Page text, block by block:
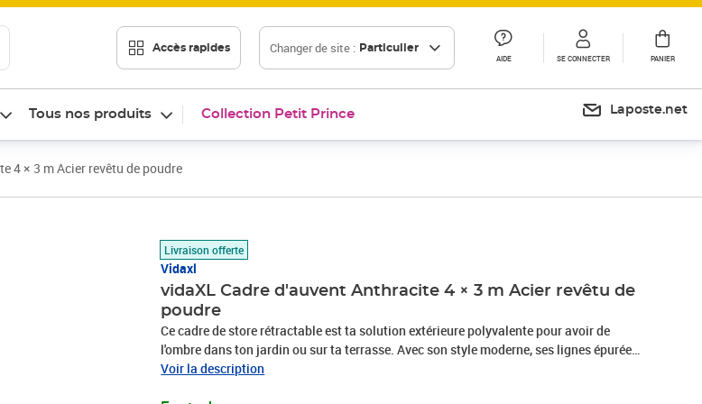
Accès rapides Changer de site : Particulier
AIDE SE CONNECTER PANIER
Tous nos produits Collection Petit Prince Laposte.net
4 × 3 m Acier revêtu de poudre
Livraison offerte
Vidaxl
vidaXL Cadre d'auvent Anthracite 4 × 3 m Acier revêtu de
poudre
Ce cadre de store rétractable est ta solution extérieure polyvalente pour avoir de
l'ombre dans ton jardin ou sur ta terrasse. Avec son style moderne, ses lignes épurées
et sa fonctionnalité, il s'adapte à divers styles extérieurs. Il est fait pour accueillir des
Voir la description
Prix 339,00€